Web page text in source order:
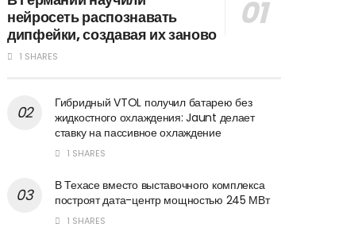
нейросеть распознавать
дипфейки, создавая их заново
1 SHARES
Гибридный VTOL получил батарею без
жидкостного охлаждения: Jaunt делает
ставку на пассивное охлаждение
1 SHARES
В Техасе вместо выставочного комплекса
построят дата-центр мощностью 245 МВт
1 SHARES